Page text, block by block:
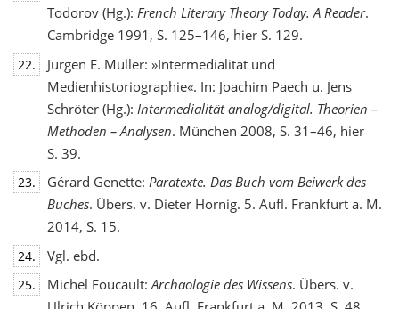
Todorov (Hg.): French Literary Theory Today. A Reader.
Cambridge 1991, S. 125–146, hier S. 129.
22.
Jürgen E. Müller: »Intermedialität und
Medienhistoriographie«. In: Joachim Paech u. Jens
Schröter (Hg.): Intermedialität analog/digital. Theorien –
Methoden – Analysen. München 2008, S. 31–46, hier
S. 39.
23. Gérard Genette: Paratexte. Das Buch vom Beiwerk des
Buches. Übers. v. Dieter Hornig. 5. Aufl. Frankfurt a. M.
2014, S. 15.
24. Vgl. ebd.
25. Michel Foucault:Archäologie des Wissens. Übers. v.